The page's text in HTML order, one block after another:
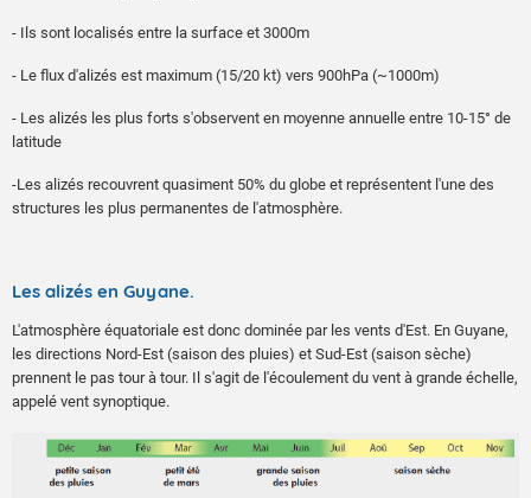
- Ils sont localisés entre la surface et 3000m
- Le flux d'alizés est maximum (15/20 kt) vers 900hPa (~1000m)
- Les alizés les plus forts s'observent en moyenne annuelle entre 10-15° de
latitude
-Les alizés recouvrent quasiment 50% du globe et représentent l'une des
structures les plus permanentes de l'atmosphère.
Les alizés en Guyane.
L'atmosphère équatoriale est donc dominée par les vents d'Est. En Guyane,
les directions Nord-Est (saison des pluies) et Sud-Est (saison sèche)
prennent le pas tour à tour. Il s'agit de l'écoulement du vent à grande échelle,
appelé vent synoptique.